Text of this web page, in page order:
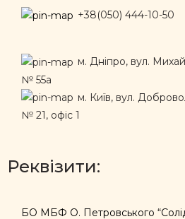
+38(050) 444-10-50
м. Дніпро, вул.
№ 55а
м. Київ, вул.
№ 21, офіс 1
Реквізити:
БО МБФ О. Петровського